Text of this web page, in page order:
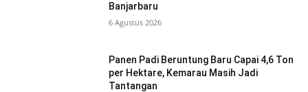
Banjarbaru
6 Agustus 2026
Panen Padi Beruntung Baru Capai 4,6 Ton
per Hektare, Kemarau Masih Jadi
Tantangan